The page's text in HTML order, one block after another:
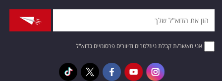
אני מאשר/ת קבלת ניוזלטרים ודיוורים פרסומיים בדוא"ל